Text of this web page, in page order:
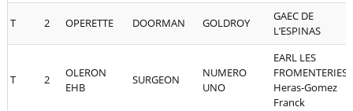
T 2 OPERETTE DOORMAN GOLDROY
GAEC DE
L’ESPINAS
T 2
OLERON
EHB
SURGEON
NUMERO
UNO
EARL LES
FROMENTERIES,
Heras-Gomez
Franck